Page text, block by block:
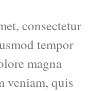
consectetur
tempor
magna
veniam, quis